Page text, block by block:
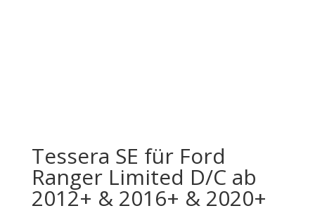
Tessera SE für Ford
Ranger Limited D/C ab
2012+ & 2016+ & 2020+